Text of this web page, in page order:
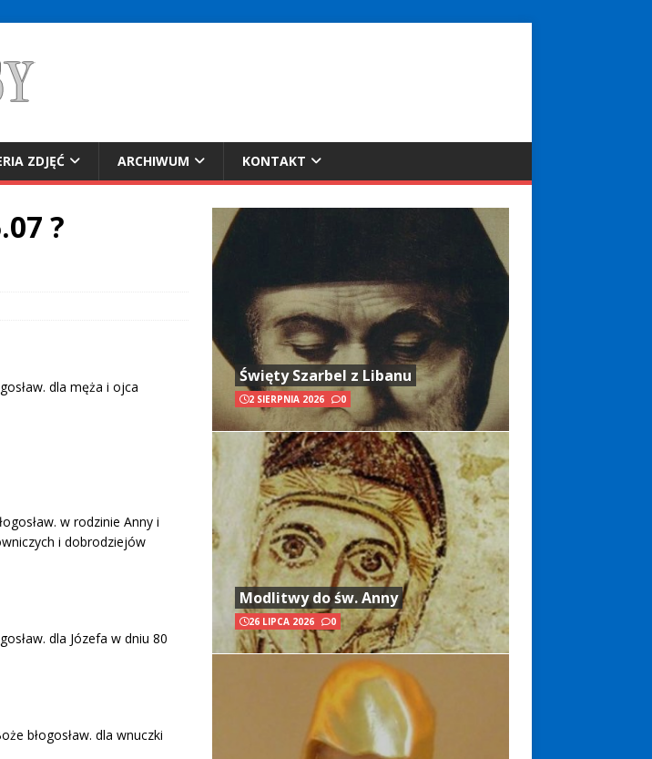
ZDJĘĆ ARCHIWUM KONTAKT
?
dla męża i ojca
w rodzinie Anny i
i dobrodziejów
dla Józefa w dniu 80
błogosław. dla wnuczki
Święty Szarbel z Libanu
2 SIERPNIA 2026 0
Modlitwy do św. Anny
26 LIPCA 2026 0